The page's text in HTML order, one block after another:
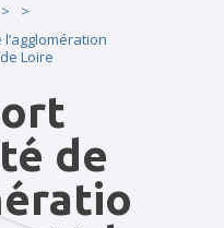
Loire
de